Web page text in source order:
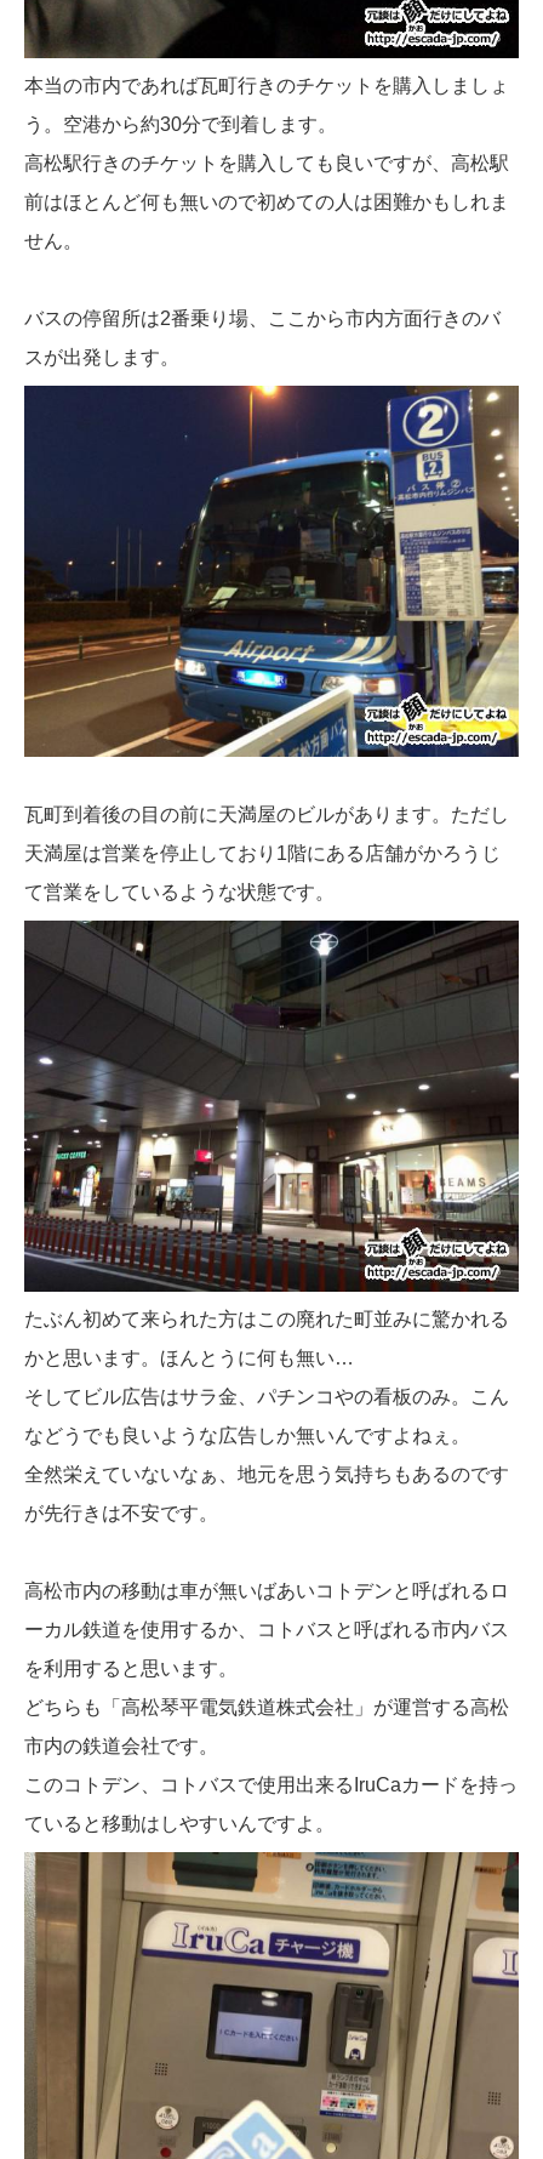
本当の市内であれば瓦町行きのチケットを購入しましょ
う。空港から約30分で到着します。
高松駅行きのチケットを購入しても良いですが、高松駅
前はほとんど何も無いので初めての人は困難かもしれま
せん。
バスの停留所は2番乗り場、ここから市内方面行きのバ
スが出発します。
瓦町到着後の目の前に天満屋のビルがあります。ただし
天満屋は営業を停止しており1階にある店舗がかろうじ
て営業をしているような状態です。
たぶん初めて来られた方はこの廃れた町並みに驚かれる
かと思います。ほんとうに何も無い…
そしてビル広告はサラ金、パチンコやの看板のみ。こん
などうでも良いような広告しか無いんですよねぇ。
全然栄えていないなぁ、地元を思う気持ちもあるのです
が先行きは不安です。
高松市内の移動は車が無いばあいコトデンと呼ばれるロ
ーカル鉄道を使用するか、コトバスと呼ばれる市内バス
を利用すると思います。
どちらも「高松琴平電気鉄道株式会社」が運営する高松
市内の鉄道会社です。
このコトデン、コトバスで使用出来るIruCaカードを持っ
ていると移動はしやすいんですよ。